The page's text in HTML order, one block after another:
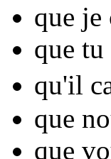
que je
que tu
qu'il
que
que